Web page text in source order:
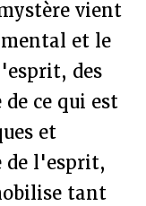
vient
et le
des
ce qui est
et
de l'esprit,
tant